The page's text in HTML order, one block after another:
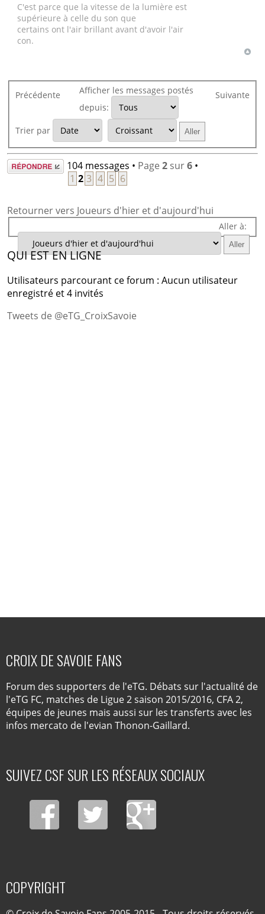
C'est parce que la vitesse de la lumière est
supérieure à celle du son que
certains ont l'air brillant avant d'avoir l'air
con.
Précédente Suivante
Afficher les messages postés
depuis:
Trier par
Répondre 104 messages • Page 2sur6•
1 2 3 4 5 6
Retourner vers Joueurs d'hier et d'aujourd'hui
Aller à:
QUI EST EN LIGNE
Utilisateurs parcourant ce forum : Aucun utilisateur
enregistré et 4 invités
Tweets de @eTG_CroixSavoie
CROIX DE SAVOIE FANS
Forum des supporters de l'eTG. Débats sur l'actualité de
l'eTG FC, matches de Ligue 2 saison 2015/2016, CFA 2,
équipes de jeunes mais aussi sur les transferts avec les
infos mercato de l'evian Thonon-Gaillard.
SUIVEZ CSF SUR LES RÉSEAUX SOCIAUX
COPYRIGHT